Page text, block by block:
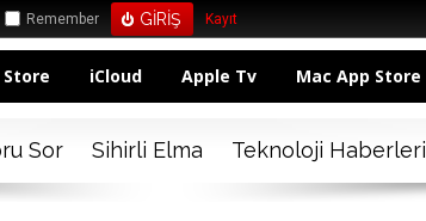
Remember Kayıt
iCloud Apple Tv Mac App Store
Sor Sihirli Elma Teknoloji Haberleri